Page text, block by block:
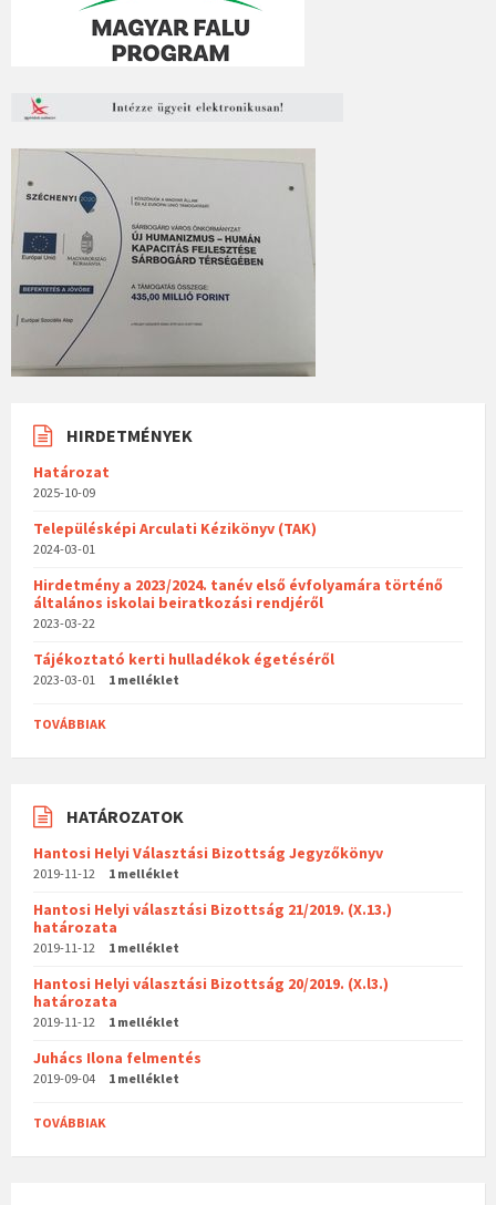
HIRDETMÉNYEK
Határozat
2025-10-09
Településképi Arculati Kézikönyv (TAK)
2024-03-01
Hirdetmény a 2023/2024. tanév első évfolyamára történő
általános iskolai beiratkozási rendjéről
2023-03-22
Tájékoztató kerti hulladékok égetéséről
2023-03-01 1 melléklet
TOVÁBBIAK
HATÁROZATOK
Hantosi Helyi Választási Bizottság Jegyzőkönyv
2019-11-12 1 melléklet
Hantosi Helyi választási Bizottság 21/2019. (X.13.)
határozata
2019-11-12 1 melléklet
Hantosi Helyi választási Bizottság 20/2019. (X.l3.)
határozata
2019-11-12 1 melléklet
Juhács Ilona felmentés
2019-09-04 1 melléklet
TOVÁBBIAK